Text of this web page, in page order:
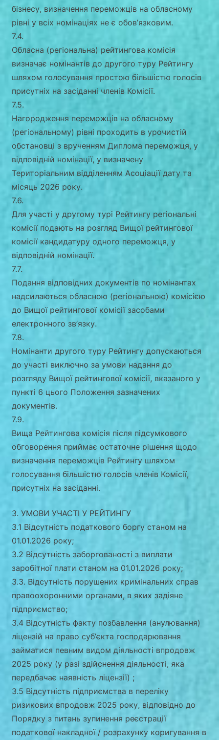
бізнесу, визначення переможців на обласному
рівні у всіх номінаціях не є обов’язковим.
7.4.
Обласна (регіональна) рейтингова комісія
визначає номінантів до другого туру Рейтингу
шляхом голосування простою більшістю голосів
присутніх на засіданні членів Комісії.
7.5.
Нагородження переможців на обласному
(регіональному) рівні проходить в урочистій
обстановці з врученням Диплома переможця, у
відповідній номінації, у визначену
Територіальним відділенням Асоціації дату та
місяць 2026 року.
7.6.
Для участі у другому турі Рейтингу регіональні
комісії подають на розгляд Вищої рейтингової
комісії кандидатуру одного переможця, у
відповідній номінації.
7.7.
Подання відповідних документів по номінантах
надсилаються обласною (регіональною) комісією
до Вищої рейтингової комісії засобами
електронного зв’язку.
7.8.
Номінанти другого туру Рейтингу допускаються
до участі виключно за умови надання до
розгляду Вищої рейтингової комісії, вказаного у
пункті 6 цього Положення зазначених
документів.
7.9.
Вища Рейтингова комісія після підсумкового
обговорення приймає остаточне рішення щодо
визначення переможців Рейтингу шляхом
голосування більшістю голосів членів Комісії,
присутніх на засіданні.
3. УМОВИ УЧАСТІ У РЕЙТИНГУ
3.1 Відсутність податкового боргу станом на
01.01.2026 року;
3.2 Відсутність заборгованості з виплати
заробітної плати станом на 01.01.2026 року;
3.3. Відсутність порушених кримінальних справ
правоохоронними органами, в яких задіяне
підприємство;
3.4 Відсутність факту позбавлення (анулювання)
ліцензій на право суб’єкта господарювання
займатися певним видом діяльності впродовж
2025 року (у разі здійснення діяльності, яка
передбачає наявність ліцензії) ;
3.5 Відсутність підприємства в переліку
ризикових впродовж 2025 року, відповідно до
Порядку з питань зупинення реєстрації
податкової накладної / розрахунку коригування в